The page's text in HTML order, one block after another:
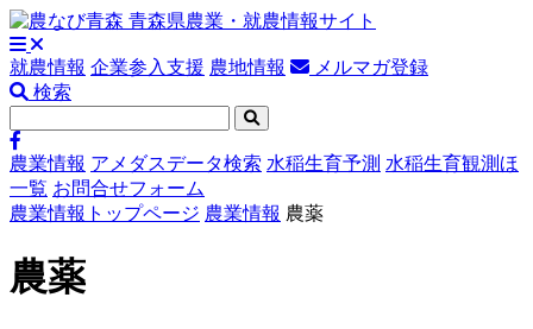
就農情報 企業参入支援 農地情報
メルマガ登録
検索
農業情報 アメダスデータ検索 水稲生育予測 水稲生育観測ほ
一覧 お問合せフォーム
農業情報トップページ 農業情報 農薬
農薬